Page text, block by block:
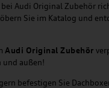
Audi Original Zubehör
Sie im Katalog und
Audi Original Zubehör
und außen!
befestigen Sie